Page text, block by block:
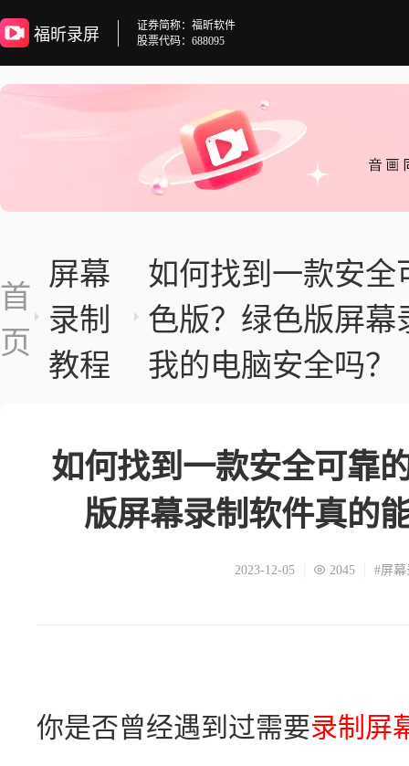
福昕录屏
证券简称：福昕软件
股票代码：688095
首
页
屏幕
录制
教程
如何找到一款安全
色版？绿色版屏幕
我的电脑安全吗？
如何找到一款安全可靠
版屏幕录制软件真的
2023-12-05 2045 #屏
你是否曾经遇到过需要录制屏